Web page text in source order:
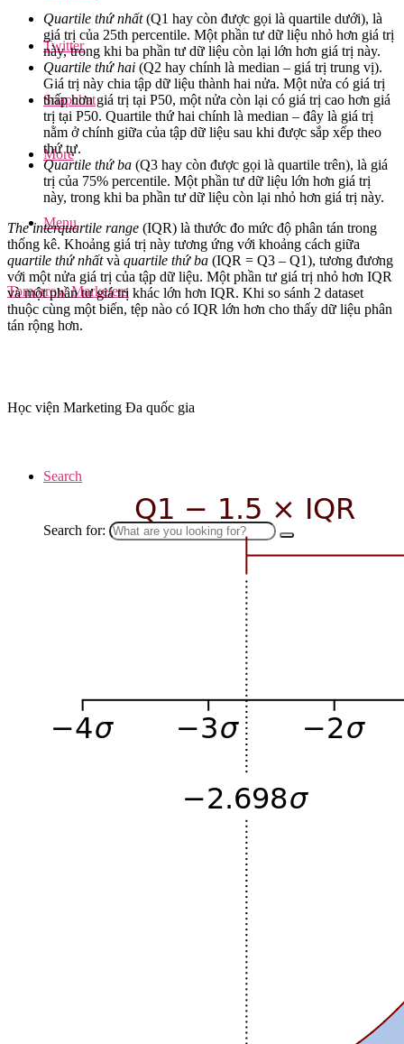
Twitter
Snapchat
More
Menu
Tomorrow Marketers
Học viện Marketing Đa quốc gia
Search
Search for:
Quartile thứ nhất(Q1 hay còn được gọi là quartile dưới), là
giá trị của 25th percentile. Một phần tư dữ liệu nhỏ hơn giá trị
này, trong khi ba phần tư dữ liệu còn lại lớn hơn giá trị này.
Quartile thứ hai (Q2 hay chính là median – giá trị trung vị).
Giá trị này chia tập dữ liệu thành hai nửa. Một nửa có giá trị
thấp hơn giá trị tại P50, một nửa còn lại có giá trị cao hơn giá
trị tại P50. Quartile thứ hai chính là median – đây là giá trị
nằm ở chính giữa của tập dữ liệu sau khi được sắp xếp theo
thứ tự.
Quartile thứ ba (Q3 hay còn được gọi là quartile trên), là giá
trị của 75% percentile. Một phần tư dữ liệu lớn hơn giá trị
này, trong khi ba phần tư dữ liệu còn lại nhỏ hơn giá trị này.
The interquartile range (IQR) là thước đo mức độ phân tán trong
thống kê. Khoảng giá trị này tương ứng với khoảng cách giữa
quartile thứ nhấtvà quartile thứ ba (IQR = Q3 – Q1), tương đương
với một nửa giá trị của tập dữ liệu. Một phần tư giá trị nhỏ hơn IQR
và một phần tư giá trị khác lớn hơn IQR. Khi so sánh 2 dataset
thuộc cùng một biến, tệp nào có IQR lớn hơn cho thấy dữ liệu phân
tán rộng hơn.